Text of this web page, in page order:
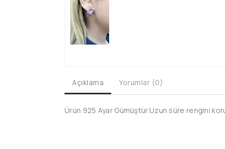
Açıklama Yorumlar (0)
Ürün 925 Ayar Gümüştür.Uzun süre rengini